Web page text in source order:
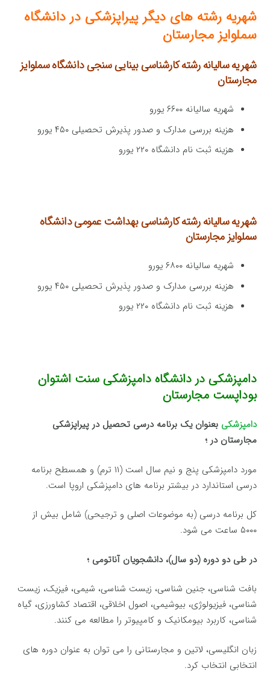
شهریه رشته های دیگر پیراپزشکی در دانشگاه
سملوایز مجارستان
شهریه سالیانه رشته کارشناسی بینایی سنجیدانشگاه سملوایز
مجارستان
شهریه سالیانه ۶۶۰۰ یورو
هزینه بررسی مدارک و صدور پذیرش تحصیلی ۴۵۰ یورو
هزینه ثبت نام دانشگاه ۲۲۰ یورو
شهریه سالیانه رشته کارشناسی بهداشت عمومیدانشگاه
سملوایز مجارستان
شهریه سالیانه ۶۸۰۰ یورو
هزینه بررسی مدارک و صدور پذیرش تحصیلی ۴۵۰ یورو
هزینه ثبت نام دانشگاه ۲۲۰ یورو
دامپزشکی در دانشگاه دامپزشکی سنت اشتوان
بوداپست مجارستان
دامپزشکی بعنوان یک برنامه درسی تحصیل در پیراپزشکی
مجارستان در ؛
مورد دامپزشکی پنج و نیم سال است (۱۱ ترم) و همسطح برنامه
درسی استاندارد در بیشتر برنامه های دامپزشکی اروپا است.
کل برنامه درسی (به موضوعات اصلی و ترجیحی) شامل بیش از
۵۰۰۰ ساعت می شود.
در طی دو دوره (دو سال)، دانشجویان آناتومی ؛
بافت شناسی، جنین شناسی، زیست شناسی، شیمی، فیزیک، زیست
شناسی، فیزیولوژی، بیوشیمی، اصول اخلاقی، اقتصاد کشاورزی، گیاه
شناسی، کاربرد بیومکانیک و کامپیوتر را مطالعه می کنند.
زبان انگلیسی، لاتین و مجارستانی را می توان به عنوان دوره های
انتخابی انتخاب کرد.